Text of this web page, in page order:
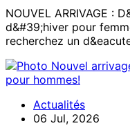
NOUVEL ARRIVAGE :
d&#39;hiver pour
recherchez un
Actualités
06 Jul, 2026